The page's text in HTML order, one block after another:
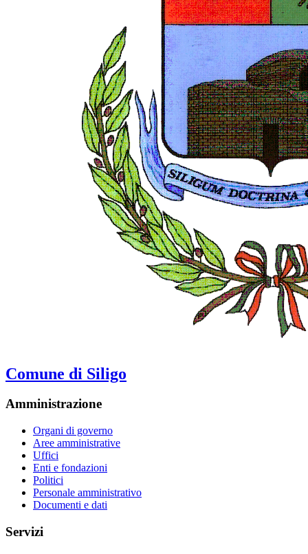
Comune di Siligo
Amministrazione
Organi di governo
Aree amministrative
Uffici
Enti e fondazioni
Politici
Personale amministrativo
Documenti e dati
Servizi